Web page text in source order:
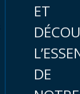
ET
DE